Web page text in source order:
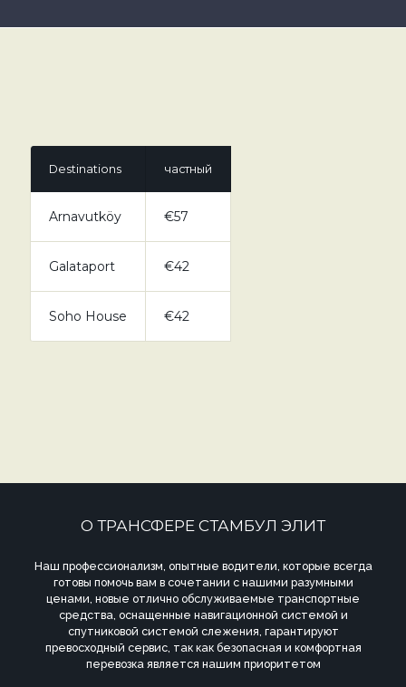
Destinations частный
Arnavutköy €57
Galataport €42
Soho House €42
О ТРАНСФЕРЕ СТАМБУЛ ЭЛИТ
Наш профессионализм, опытные водители, которые всегда
готовы помочь вам в сочетании с нашими разумными
ценами, новые отлично обслуживаемые транспортные
средства, оснащенные навигационной системой и
спутниковой системой слежения, гарантируют
превосходный сервис, так как безопасная и комфортная
перевозка является нашим приоритетом